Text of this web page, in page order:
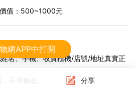
值：500~1000元
名、手機、收貨櫃機/店號/地址真實正
不可修改。
分享
網APP中打開